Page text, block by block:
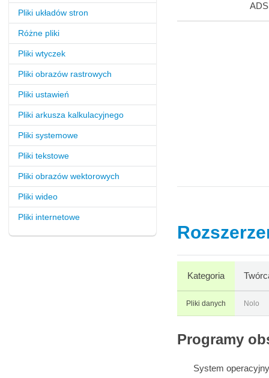
Pliki układów stron
Różne pliki
Pliki wtyczek
Pliki obrazów rastrowych
Pliki ustawień
Pliki arkusza kalkulacyjnego
Pliki systemowe
Pliki tekstowe
Pliki obrazów wektorowych
Pliki wideo
Pliki internetowe
ADS
Kategoria
Pliki danych Nolo
Programy
System operacyjny